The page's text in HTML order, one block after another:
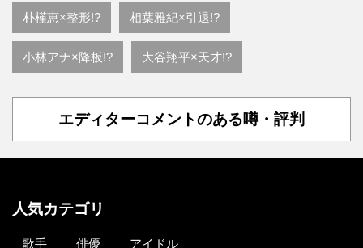
朴槿恵×整形!? 相葉雅紀×引退!?
小林アナ×降板!? 大谷翔平×天才!?
エディターコメントのある噂・評判
人気カテゴリ
歌手 俳優 アイドル